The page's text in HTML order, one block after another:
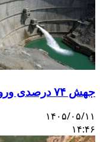
جهش ۷۴ درصدی ورودی آب به سدها
۱۴۰۵/۰۵/۱۱
۱۴:۴۶